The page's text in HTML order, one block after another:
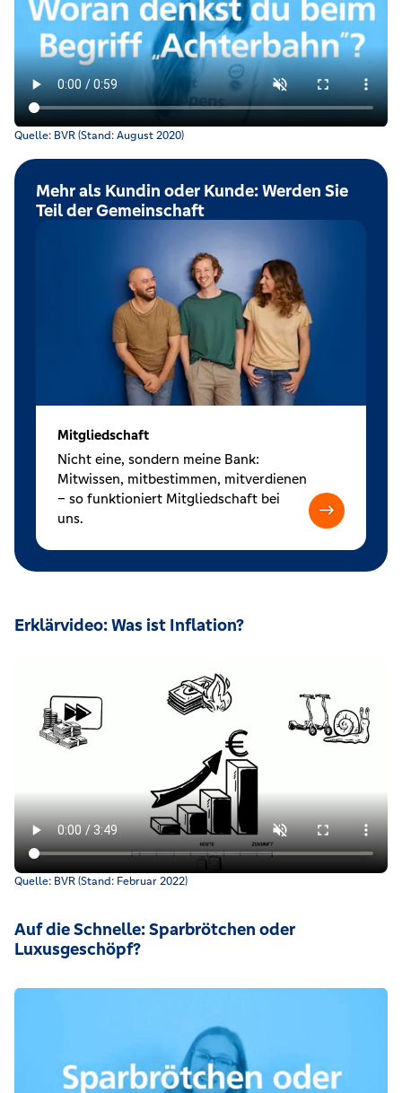
Was für ein Achterbahn-Typ bist du? Und was hat eine
Quelle: BVR (Stand: August 2020)
Mehr als Kundin oder Kunde: Werden Sie
Teil der Gemeinschaft
Mitgliedschaft
Nicht eine, sondern meine Bank:
Mitwissen, mitbestimmen, mitverdienen
– so funktioniert Mitgliedschaft bei
uns.
Erklärvideo: Was ist Inflation?
Was man unter Inflation und Deflation versteht und warum
Quelle: BVR (Stand: Februar 2022)
Auf die Schnelle: Sparbrötchen oder
Luxusgeschöpf?